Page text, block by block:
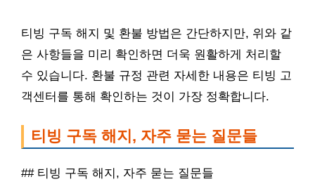
티빙 구독 해지 및 환불 방법은 간단하지만, 위와 같
은 사항들을 미리 확인하면 더욱 원활하게 처리할
수 있습니다. 환불 규정 관련 자세한 내용은 티빙 고
객센터를 통해 확인하는 것이 가장 정확합니다.
티빙 구독 해지, 자주 묻는 질문들
## 티빙 구독 해지, 자주 묻는 질문들